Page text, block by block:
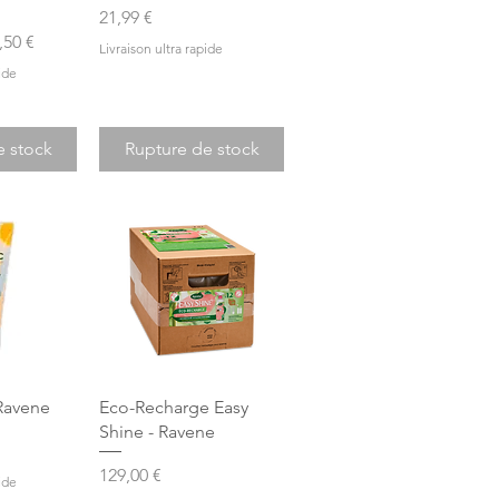
€
stock
Prix
21,99 €
Livraison ultra rapide
Rupture de stock
Aperçu rapide
Eco-Recharge Easy
Shine - Ravene
Prix
129,00 €